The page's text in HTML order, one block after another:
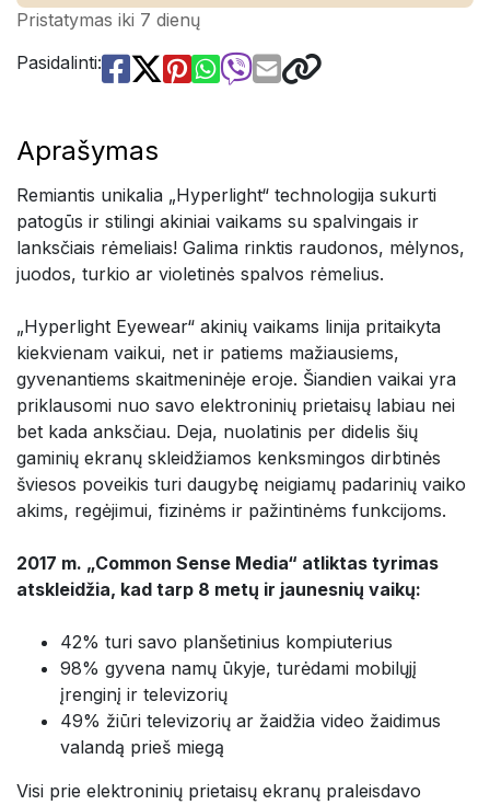
Pristatymas iki 7 dienų
Pasidalinti:
Aprašymas
Remiantis unikalia „Hyperlight“ technologija sukurti
patogūs ir stilingi akiniai vaikams su spalvingais ir
lanksčiais rėmeliais! Galima rinktis raudonos, mėlynos,
juodos, turkio ar violetinės spalvos rėmelius.
„Hyperlight Eyewear“ akinių vaikams linija pritaikyta
kiekvienam vaikui, net ir patiems mažiausiems,
gyvenantiems skaitmeninėje eroje. Šiandien vaikai yra
priklausomi nuo savo elektroninių prietaisų labiau nei
bet kada anksčiau. Deja, nuolatinis per didelis šių
gaminių ekranų skleidžiamos kenksmingos dirbtinės
šviesos poveikis turi daugybę neigiamų padarinių vaiko
akims, regėjimui, fizinėms ir pažintinėms funkcijoms.
2017 m. „Common Sense Media“ atliktas tyrimas
atskleidžia, kad tarp 8 metų ir jaunesnių vaikų:
42% turi savo planšetinius kompiuterius
98% gyvena namų ūkyje, turėdami mobilųjį
įrenginį ir televizorių
49% žiūri televizorių ar žaidžia video žaidimus
valandą prieš miegą
Visi prie elektroninių prietaisų ekranų praleisdavo